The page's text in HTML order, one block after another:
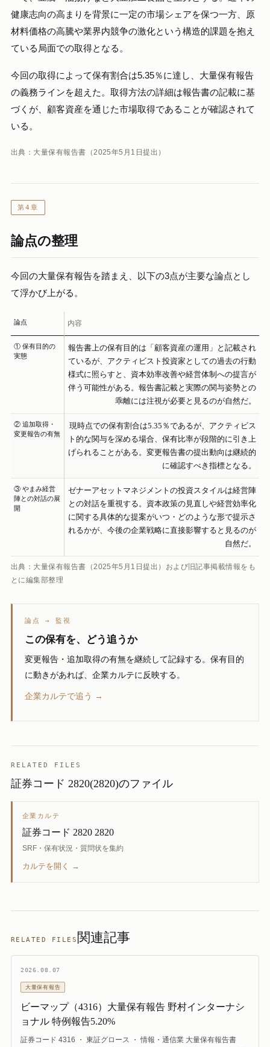
健康志向の高まりを背景に一定の市場シェアを保つ一方、原
材料価格の高騰や業界内競争の激化という構造的課題を抱え
ている局面での取得となる。
今回の取得によって保有割合は5.35％に達し、大量保有報告
の義務ラインを超えた。取得方法の詳細は報告書の記載に基
づくが、顧客資産を通じた市場取得であることが確認されて
いる。
出典：大量保有報告書（2025年5月1日提出）
第4章
論点の整理
今回の大量保有報告を踏まえ、以下の3点が主要な論点とし
て浮かび上がる。
論点 内容
① 保有目的の
実態
報告書上の保有目的は「顧客資産の運用」と記載され
ているが、アクティビスト投資家としての過去の行動
様式に照らすと、資本効率改善や経営体制への提言が
伴う可能性がある。報告書記載と実際の関与姿勢との
乖離には注視が必要と見るのが自然だ。
② 追加取得・
変更報告の有無
現時点での保有割合は5.35％であるが、アクティビス
ト的な関与を深める場合、保有比率が段階的に引き上
げられることがある。変更報告書の提出動向は継続的
に確認すべき指標となる。
③ やまみ経営
陣との対話の展
開
ゼナーアセットマネジメントの投資スタイルは経営陣
との対話を重視する。資本政策の見直しや経営効率化
に関する具体的な提案がいつ・どのような形で提示さ
れるかが、今後の企業戦略に直接影響すると見るのが
自然だ。
出典：大量保有報告書（2025年5月1日提出）および旧記事掲載情報をも
とに編集部整理
論点 → 監視
この保有を、どう追うか
変更報告・追加取得の有無を継続して記録する。保有目的
に動きがあれば、企業カルテに反映する。
企業カルテで追う →
RELATED FILES
証券コード 2820(2820)のファイル
企業カルテ
証券コード 2820 2820
SRF・保有状況・質問状を集約
カルテを開く →
RELATED FILES 関連記事
2026.08.07
大量保有報告
ビーマップ（4316）大量保有報告 野村インターナシ
ョナル 特例報告5.20%
証券コード 4316 ・ 東証グロース ・ 情報・通信業 大量保有報告書